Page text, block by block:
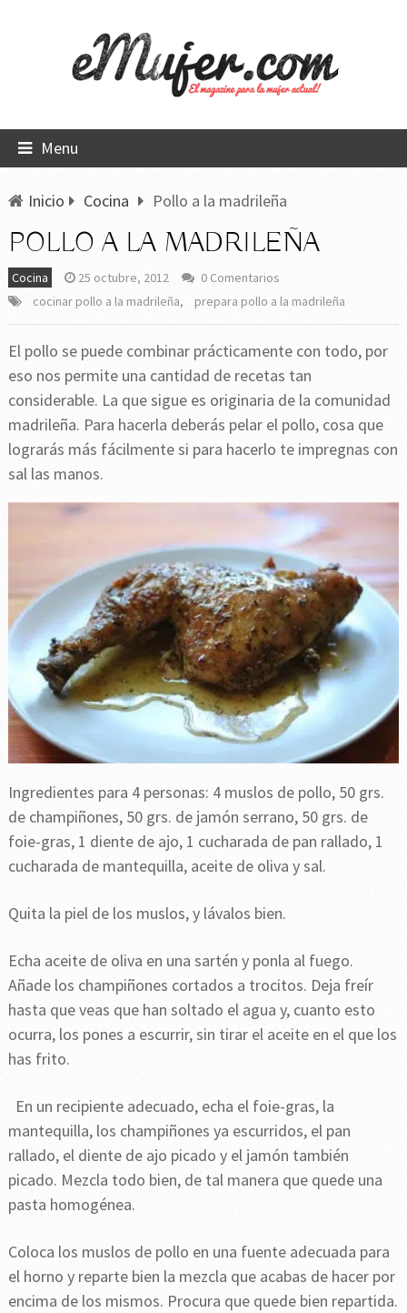
Menu
Inicio Cocina Pollo a la madrileña
POLLO A LA MADRILEÑA
Cocina 25 octubre, 2012
0 Comentarios
cocinar pollo a la madrileña, prepara pollo a la madrileña
El pollo se puede combinar prácticamente con todo, por
eso nos permite una cantidad de recetas tan
considerable. La que sigue es originaria de la comunidad
madrileña. Para hacerla deberás pelar el pollo, cosa que
lograrás más fácilmente si para hacerlo te impregnas con
sal las manos.
Ingredientes para 4 personas: 4 muslos de pollo, 50 grs.
de champiñones, 50 grs. de jamón serrano, 50 grs. de
foie-gras, 1 diente de ajo, 1 cucharada de pan rallado, 1
cucharada de mantequilla, aceite de oliva y sal.
Quita la piel de los muslos, y lávalos bien.
Echa aceite de oliva en una sartén y ponla al fuego.
Añade los champiñones cortados a trocitos. Deja freír
hasta que veas que han soltado el agua y, cuanto esto
ocurra, los pones a escurrir, sin tirar el aceite en el que los
has frito.
En un recipiente adecuado, echa el foie-gras, la
mantequilla, los champiñones ya escurridos, el pan
rallado, el diente de ajo picado y el jamón también
picado. Mezcla todo bien, de tal manera que quede una
pasta homogénea.
Coloca los muslos de pollo en una fuente adecuada para
el horno y reparte bien la mezcla que acabas de hacer por
encima de los mismos. Procura que quede bien repartida.